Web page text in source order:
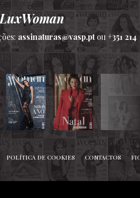
assinaturas@vasp.ptou+351 214
POLÍTICA DE COOKIES CONTACTOS